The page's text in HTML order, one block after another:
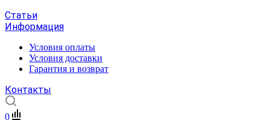
Статьи
Информация
Условия оплаты
Условия доставки
Гарантия и возврат
Контакты
0